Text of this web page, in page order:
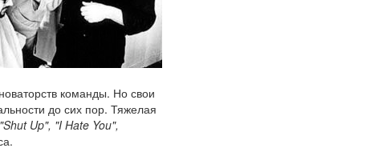
команды. Но свои
до сих пор. Тяжелая
"Shut Up", "I Hate You",